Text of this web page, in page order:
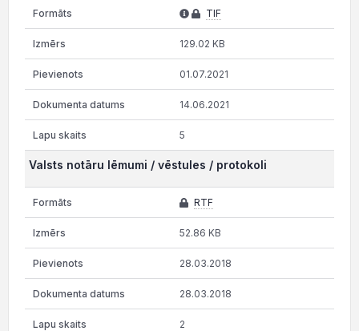
TIF
129.02 KB
01.07.2021
14.06.2021
5
Valsts notāru lēmumi / vēstules / protokoli
RTF
52.86 KB
28.03.2018
28.03.2018
2